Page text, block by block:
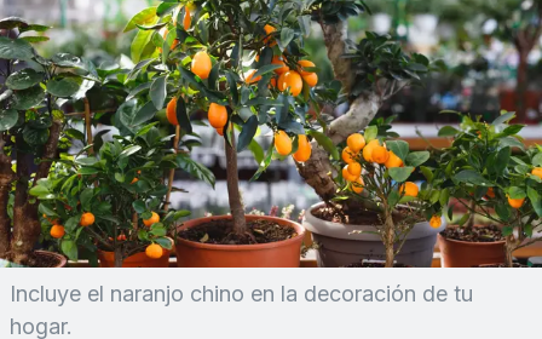
Incluye el naranjo chino en la decoración de tu
hogar.